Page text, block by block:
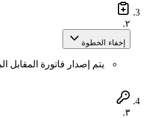
٢.
إخفاء الخطوة
يتم إصدار فاتورة المقابل
٣.